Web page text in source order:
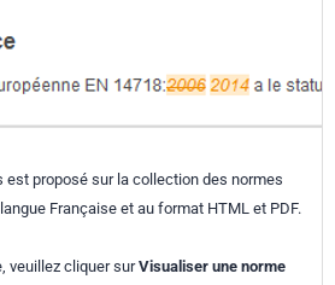
est proposé sur la collection des normes
Française et au format HTML et PDF.
veuillez cliquer surVisualiser une norme